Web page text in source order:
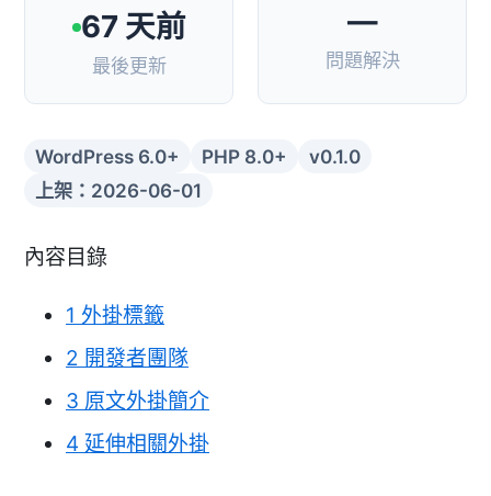
67 天前
最後更新
—
問題解決
WordPress 6.0+ PHP 8.0+
v0.1.0
上架：2026-06-01
內容目錄
1 外掛標籤
2 開發者團隊
3 原文外掛簡介
4 延伸相關外掛